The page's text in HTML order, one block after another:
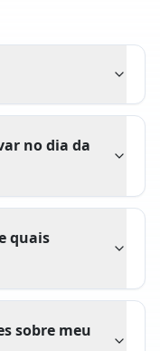
no dia da
quais
sobre meu